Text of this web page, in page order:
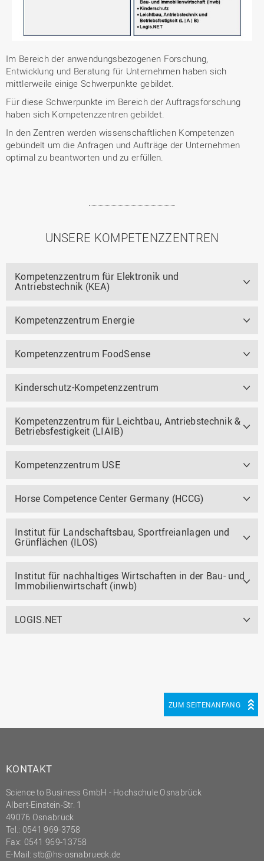
Im Bereich der anwendungsbezogenen Forschung,
Entwicklung und Beratung für Unternehmen haben sich
mittlerweile einige Schwerpunkte gebildet.
Für diese Schwerpunkte im Bereich der Auftragsforschung
haben sich Kompetenzzentren gebildet.
In den Zentren werden wissenschaftlichen Kompetenzen
gebündelt um die Anfragen und Aufträge der Unternehmen
optimal zu beantworten und zu erfüllen.
UNSERE KOMPETENZZENTREN
Kompetenzzentrum für Elektronik und
Antriebstechnik (KEA)
Kompetenzzentrum Energie
Kompetenzzentrum FoodSense
Kinderschutz-Kompetenzzentrum
Kompetenzzentrum für Leichtbau, Antriebstechnik &
Betriebsfestigkeit (LIAIB)
Kompetenzzentrum USE
Horse Competence Center Germany (HCCG)
Institut für Landschaftsbau, Sportfreianlagen und
Grünflächen (ILOS)
Institut für nachhaltiges Wirtschaften in der Bau- und
Immobilienwirtschaft (inwb)
LOGIS.NET
ZUM SEITENANFANG
KONTAKT
Science to Business GmbH - Hochschule Osnabrück
Albert-Einstein-Str. 1
49076 Osnabrück
Tel.: 0541 969-3758
Fax: 0541 969-13758
E-Mail: stb@hs-osnabrueck.de